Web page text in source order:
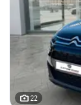
22